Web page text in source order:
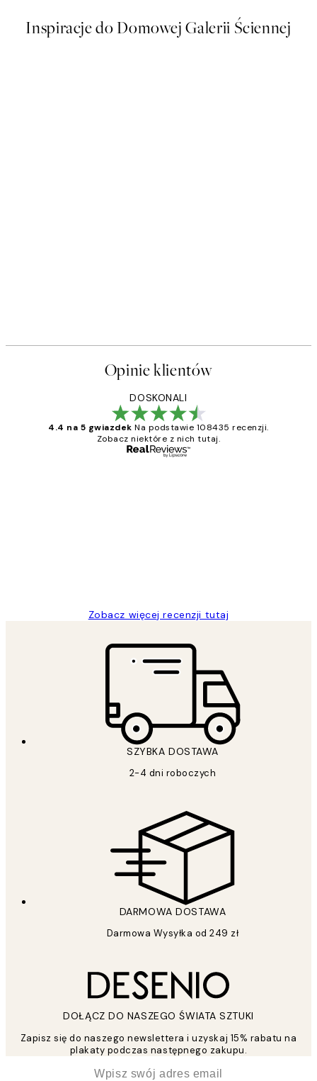
Inspiracje do Domowej Galerii Ściennej
Opinie klientów
DOSKONALI
4.4 na 5 gwiazdek Na podstawie 108435 recenzji.
Zobacz niektóre z nich tutaj.
Zobacz więcej recenzji tutaj
SZYBKA DOSTAWA
2-4 dni roboczych
DARMOWA DOSTAWA
Darmowa Wysyłka od 249 zł
DOŁĄCZ DO NASZEGO ŚWIATA SZTUKI
Zapisz się do naszego newslettera i uzyskaj 15% rabatu na
plakaty podczas następnego zakupu.